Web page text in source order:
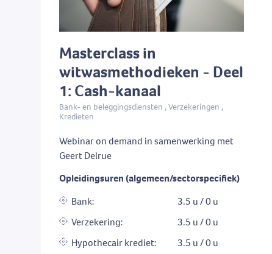
Masterclass in
witwasmethodieken - Deel
1: Cash-kanaal
Bank- en beleggingsdiensten , Verzekeringen ,
Kredieten
Webinar on demand in samenwerking met
Geert Delrue
Opleidingsuren (algemeen/sectorspecifiek)
Bank:
3.5 u / 0 u
Verzekering:
3.5 u / 0 u
Hypothecair krediet:
3.5 u / 0 u